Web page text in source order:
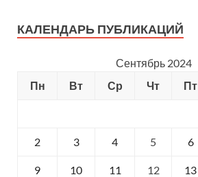
КАЛЕНДАРЬ ПУБЛИКАЦИЙ
Сентябрь 2024
Пн
Вт Ср Чт Пт
2 3 4 5 6
9 10 11 12 13